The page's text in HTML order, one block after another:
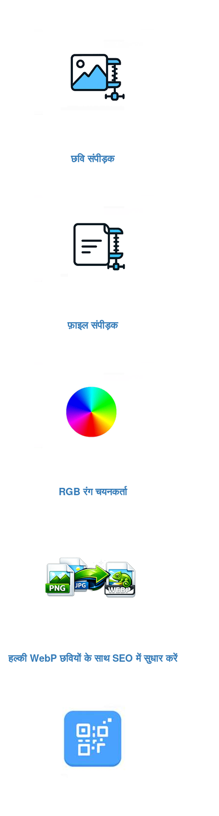
छवि संपीड़क
फ़ाइल संपीड़क
RGB रंग चयनकर्ता
हल्की WebP छवियों के साथ SEO में सुधार करें